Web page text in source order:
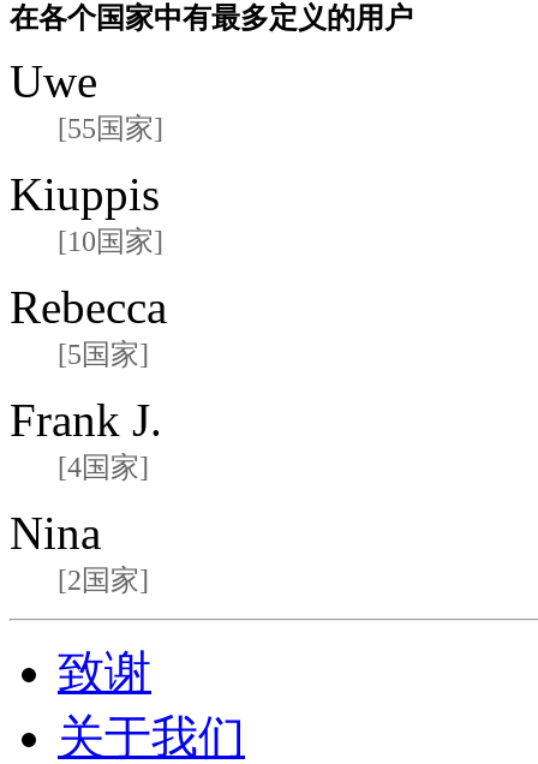
在各个国家中有最多定义的用户
Uwe
[55国家]
Kiuppis
[10国家]
Rebecca
[5国家]
Frank J.
[4国家]
Nina
[2国家]
致谢
关于我们